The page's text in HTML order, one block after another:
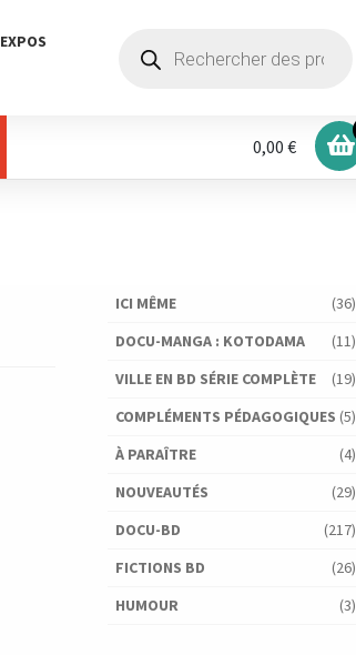
EXPOS
produits
0,00 €
ICI MÊME
(36)
DOCU-MANGA : KOTODAMA
(11)
VILLE EN BD SÉRIE COMPLÈTE
(19)
COMPLÉMENTS PÉDAGOGIQUES (5)
À PARAÎTRE
(4)
NOUVEAUTÉS
(29)
DOCU-BD
(217)
FICTIONS BD
(26)
HUMOUR
(3)